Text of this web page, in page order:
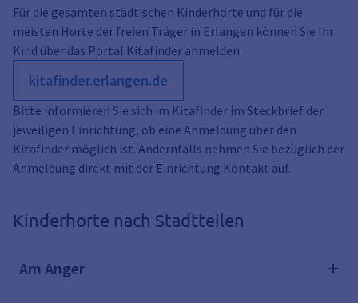
Für die gesamten städtischen Kinderhorte und für die
meisten Horte der freien Träger in Erlangen können Sie Ihr
Kind über das Portal Kitafinder anmelden:
kitafinder.erlangen.de
Bitte informieren Sie sich im Kitafinder im Steckbrief der
jeweiligen Einrichtung, ob eine Anmeldung über den
Kitafinder möglich ist. Andernfalls nehmen Sie bezüglich der
Anmeldung direkt mit der Einrichtung Kontakt auf.
Kinderhorte nach Stadtteilen
Am Anger